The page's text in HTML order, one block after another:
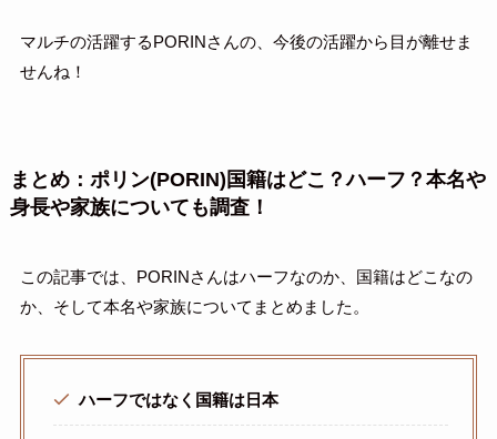
マルチの活躍するPORINさんの、今後の活躍から目が離せま
せんね！
まとめ：ポリン(PORIN)国籍はどこ？ハーフ？本名や
身長や家族についても調査！
この記事では、PORINさんはハーフなのか、国籍はどこなの
か、そして本名や家族についてまとめました。
ハーフではなく国籍は日本